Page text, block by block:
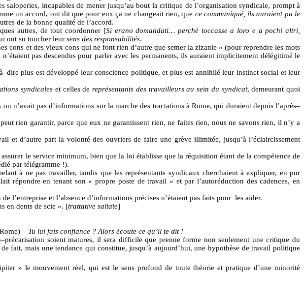
saloperies, incapables de mener jusqu’au bout la critique de l’organisation syndicale, prompt à
un accord, ont dit que pour eux ça ne changeait rien, que ce communiqué, ils auraient pu le
de la bonne qualité de l’accord.
autres, de tout coordonner [Si erano domandati… perchè toccasse a loro e a pochi altri,
ont su toucher leur sens des responsabilités.
cons et des vieux cons qui ne font rien d’autre que semer la zizanie » (pour reprendre les mots
pas descendus pour parler avec les permanents, ils auraient implicitement délégitimé le
plus est développé leur conscience politique, et plus est annihilé leur instinct social et leur
syndicales et celles dereprésentants des travailleurs au sein du syndicat, demeurant quoi
n’avait pas d’informations sur la marche des tractations à Rome, qui duraient depuis l’après–
rien garantir, parce que eux ne garantissent rien, ne faites rien, nous ne savons rien, il n’y a
et d’autre part la volonté des ouvriers de faire une grève illimitée, jusqu’à l’éclaircissement
le service minimum, bien que la loi établisse que la réquisition étant de la compétence de
par télégramme !).
à ne pas travailler, tandis que les représentants syndicaux cherchaient à expliquer, en pur
répondre en tenant son « propre poste de travail » et par l’autoréduction des cadences, en
l’entreprise et l’absence d’informations précises n’étaient pas faits pour les aider.
en dents de scie ». [trattative saltate]
– Tu lui fais confiance ? Alors écoute ce qu’il te dit !
soient matures, il sera difficile que prenne forme non seulement une critique du
fait, mais une tendance qui constitue, jusqu’à aujourd’hui, une hypothèse de travail politique
» le mouvement réel, qui est le sens profond de toute théorie et pratique d’une minorité